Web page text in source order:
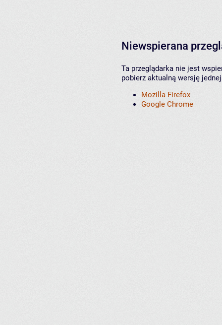
Niewspierana
Ta przeglądarka nie jest
pobierz aktualną wersję
Mozilla Firefox
Google Chrome